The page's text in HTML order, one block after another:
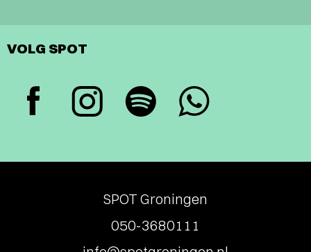
VOLG SPOT
SPOT Groningen
050-3680111